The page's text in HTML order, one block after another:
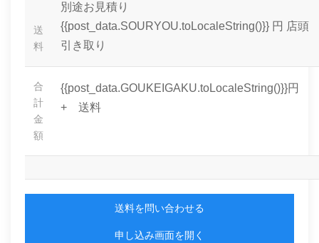
送
料
別途お見積り
{{post_data.SOURYOU.toLocaleString()}} 円 店頭
引き取り
合
計
金
額
{{post_data.GOUKEIGAKU.toLocaleString()}}円
+ 送料
送料を問い合わせる
申し込み画面を開く